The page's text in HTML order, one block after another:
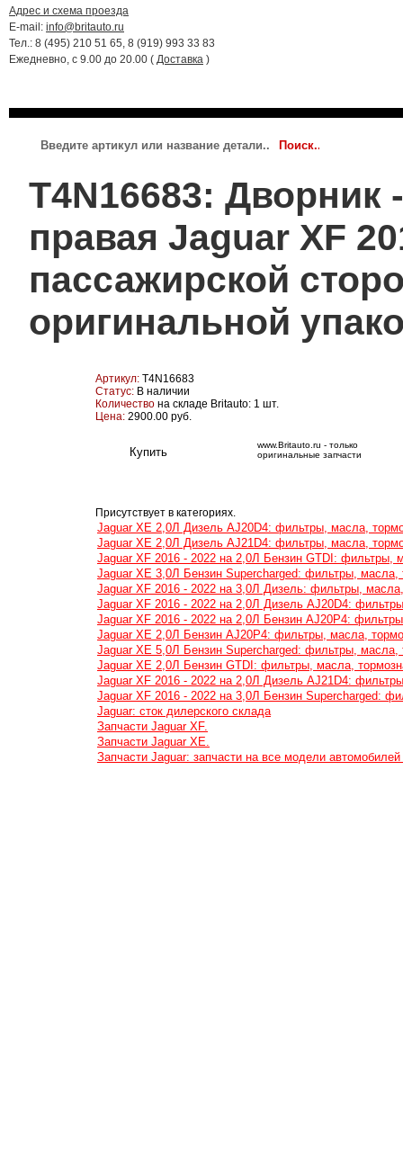
Адрес и схема проезда
E-mail: info@britauto.ru
Тел.: 8 (495) 210 51 65, 8 (919) 993 33 83
Ежедневно, с 9.00 до 20.00 ( Доставка )
T4N16683: Дворник
правая Jaguar XF
пассажирской
оригинальной
Артикул: T4N16683
Статус: В наличии
Количество на складе Britauto: 1 шт.
Цена: 2900.00 руб.
www.Britauto.ru - только
оригинальные запчасти
Присутствует в категориях.
Jaguar XE 2,0Л Дизель AJ20D4: фильтры, масла,
Jaguar XE 2,0Л Дизель AJ21D4: фильтры, масла,
Jaguar XF 2016 - 2022 на 2,0Л Бензин GTDI: фильтры,
Jaguar XE 3,0Л Бензин Supercharged: фильтры, масла,
Jaguar XF 2016 - 2022 на 3,0Л Дизель: фильтры,
Jaguar XF 2016 - 2022 на 2,0Л Дизель AJ20D4:
Jaguar XF 2016 - 2022 на 2,0Л Бензин AJ20P4:
Jaguar XE 2,0Л Бензин AJ20P4: фильтры, масла,
Jaguar XE 5,0Л Бензин Supercharged: фильтры, масла,
Jaguar XE 2,0Л Бензин GTDI: фильтры, масла,
Jaguar XF 2016 - 2022 на 2,0Л Дизель AJ21D4:
Jaguar XF 2016 - 2022 на 3,0Л Бензин Supercharged:
Jaguar: сток дилерского склада
Запчасти Jaguar XF.
Запчасти Jaguar XE.
Запчасти Jaguar: запчасти на все модели автомобилей